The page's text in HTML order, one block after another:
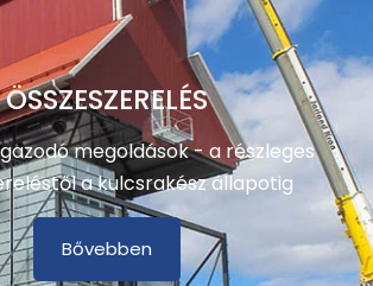
ÖSSZESZERELÉS
megoldások - a részleges
a kulcsrakész állapotig
Bővebben